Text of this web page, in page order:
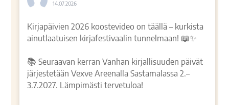
14.07.2026
Kirjapäivien 2026 koostevideo on täällä – kurkista
ainutlaatuisen kirjafestivaalin tunnelmaan! 📖✨
📚 Seuraavan kerran Vanhan kirjallisuuden päivät
järjestetään Vexve Areenalla Sastamalassa 2.–
3.7.2027. Lämpimästi tervetuloa!